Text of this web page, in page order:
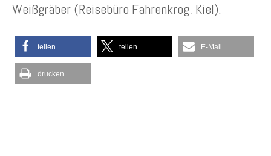
Weißgräber (Reisebüro Fahrenkrog, Kiel).
teilen teilen E-Mail
drucken